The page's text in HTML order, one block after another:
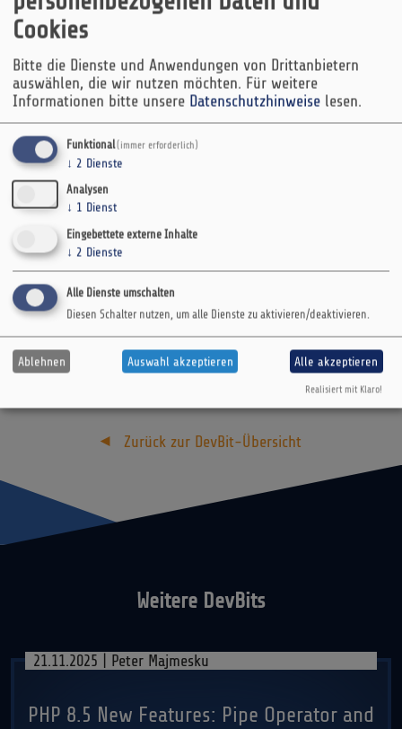
Issue:
You have to update many entities during
development and the server runs out of
memory.
Solution:
snippet code.
Zurück zur DevBit-Übersicht
Weitere DevBits
21.11.2025 | Peter Majmesku
PHP 8.5 New Features: Pipe Operator and
Cookies
Bitte die Dienste und Anwendungen von Drittanbietern
auswählen, die wir nutzen möchten. Für weitere
Informationen bitte unsere Datenschutzhinweise lesen.
Funktional(immer erforderlich)
↓ 2 Dienste
Analysen
↓ 1 Dienst
Eingebettete externe Inhalte
↓ 2 Dienste
Alle Dienste umschalten
Diesen Schalter nutzen, um alle Dienste zu aktivieren/deaktivieren.
Ablehnen Auswahl akzeptieren Alle akzeptieren
Realisiert mit Klaro!